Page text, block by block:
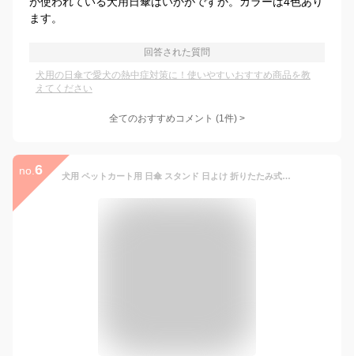
ます。
回答された質問
犬用の日傘で愛犬の熱中症対策に！使いやすいおすすめ商品を教
えてください
全てのおすすめコメント (1件) >
no. 6 犬用 ペットカート用 日傘 スタンド 日よけ 折りたたみ式 スタンド付き 直径91cm (ベージュ, 直径91cm)